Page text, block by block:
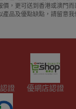
，更可送到香港或澳門而
產品及優點缺點，請留意我
證 優網店認證